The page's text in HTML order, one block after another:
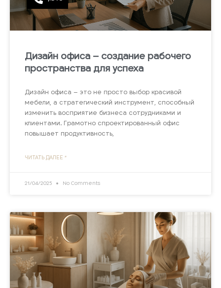
Дизайн офиса – создание рабочего
пространства для успеха
Дизайн офиса – это не просто выбор красивой
мебели, а стратегический инструмент, способный
изменить восприятие бизнеса сотрудниками и
клиентами. Грамотно спроектированный офис
повышает продуктивность,
ЧИТАТЬ ДАЛЕЕ "
21/04/2025 No Comments